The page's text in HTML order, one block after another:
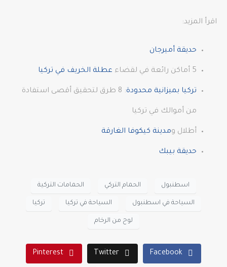
اقرأ المزيد:
حديقة أميرجان
5 أماكن رائعة في لقضاء عطلة الخريف في تركيا
تركيا بميزانية محدودة : 8 طرق لتحقيق أقصى استفادة
من أموالك في تركيا
أطلال ومدينة كيكوفا الغارقة
حديقة بيبك
اسطنبول الحمام التركي الحمامات التركية
السياحة في اسطنبول السياحة في تركيا تركيا
لوح من الرخام
Facebook
Twitter
Pinterest